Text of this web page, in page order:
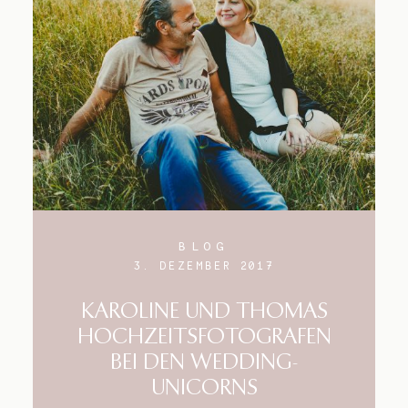
BLOG
3. DEZEMBER 2017
KAROLINE UND THOMAS
HOCHZEITSFOTOGRAFEN
BEI DEN WEDDING-
UNICORNS
Blog
Impressum